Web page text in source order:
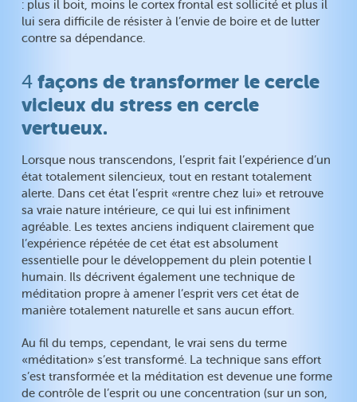
: plus il boit, moins le cortex frontal est sollicité et plus il
lui sera difficile de résister à l’envie de boire et de lutter
contre sa dépendance.
4façons de transformer le cercle
vicieux du stress en cercle
vertueux.
Lorsque nous transcendons, l’esprit fait l’expérience d’un
état totalement silencieux, tout en restant totalement
alerte. Dans cet état l’esprit «rentre chez lui» et retrouve
sa vraie nature intérieure, ce qui lui est infiniment
agréable. Les textes anciens indiquent clairement que
l’expérience répétée de cet état est absolument
essentielle pour le développement du plein potentie l
humain. Ils décrivent également une technique de
méditation propre à amener l’esprit vers cet état de
manière totalement naturelle et sans aucun effort.
Au fil du temps, cependant, le vrai sens du terme
«méditation» s’est transformé. La technique sans effort
s’est transformée et la méditation est devenue une forme
de contrôle de l’esprit ou une concentration (sur un son,